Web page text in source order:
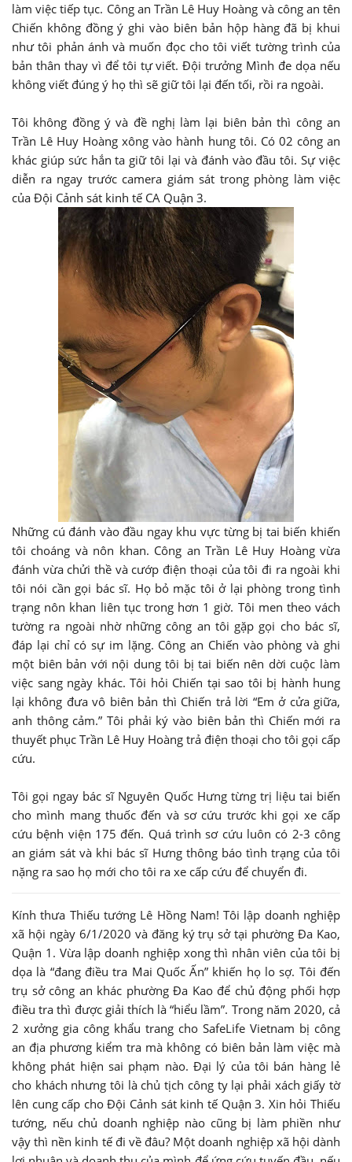
làm việc tiếp tục. Công an Trần Lê Huy Hoàng và công an tên
Chiến không đồng ý ghi vào biên bản hộp hàng đã bị khui
như tôi phản ánh và muốn đọc cho tôi viết tường trình của
bản thân thay vì để tôi tự viết. Đội trưởng Mình đe dọa nếu
không viết đúng ý họ thì sẽ giữ tôi lại đến tối, rồi ra ngoài.
Tôi không đồng ý và đề nghị làm lại biên bản thì công an
Trần Lê Huy Hoàng xông vào hành hung tôi. Có 02 công an
khác giúp sức hắn ta giữ tôi lại và đánh vào đầu tôi. Sự việc
diễn ra ngay trước camera giám sát trong phòng làm việc
của Đội Cảnh sát kinh tế CA Quận 3.
Những cú đánh vào đầu ngay khu vực từng bị tai biến khiến
tôi choáng và nôn khan. Công an Trần Lê Huy Hoàng vừa
đánh vừa chửi thề và cướp điện thoại của tôi đi ra ngoài khi
tôi nói cần gọi bác sĩ. Họ bỏ mặc tôi ở lại phòng trong tình
trạng nôn khan liên tục trong hơn 1 giờ. Tôi men theo vách
tường ra ngoài nhờ những công an tôi gặp gọi cho bác sĩ,
đáp lại chỉ có sự im lặng. Công an Chiến vào phòng và ghi
một biên bản với nội dung tôi bị tai biến nên dời cuộc làm
việc sang ngày khác. Tôi hỏi Chiến tại sao tôi bị hành hung
lại không đưa vô biên bản thì Chiến trả lời “Em ở cửa giữa,
anh thông cảm.” Tôi phải ký vào biên bản thì Chiến mới ra
thuyết phục Trần Lê Huy Hoàng trả điện thoại cho tôi gọi cấp
cứu.
Tôi gọi ngay bác sĩ Nguyên Quốc Hưng từng trị liệu tai biến
cho mình mang thuốc đến và sơ cứu trước khi gọi xe cấp
cứu bệnh viện 175 đến. Quá trình sơ cứu luôn có 2-3 công
an giám sát và khi bác sĩ Hưng thông báo tình trạng của tôi
nặng ra sao họ mới cho tôi ra xe cấp cứu để chuyển đi.
Kính thưa Thiếu tướng Lê Hồng Nam! Tôi lập doanh nghiệp
xã hội ngày 6/1/2020 và đăng ký trụ sở tại phường Đa Kao,
Quận 1. Vừa lập doanh nghiệp xong thì nhân viên của tôi bị
dọa là “đang điều tra Mai Quốc Ấn” khiến họ lo sợ. Tôi đến
trụ sở công an khác phường Đa Kao để chủ động phối hợp
điều tra thì được giải thích là “hiểu lầm”. Trong năm 2020, cả
2 xưởng gia công khẩu trang cho SafeLife Vietnam bị công
an địa phương kiểm tra mà không có biên bản làm việc mà
không phát hiện sai phạm nào. Đại lý của tôi bán hàng lẻ
cho khách nhưng tôi là chủ tịch công ty lại phải xách giấy tờ
lên cung cấp cho Đội Cảnh sát kinh tế Quận 3. Xin hỏi Thiếu
tướng, nếu chủ doanh nghiệp nào cũng bị làm phiền như
vậy thì nền kinh tế đi về đâu? Một doanh nghiệp xã hội dành